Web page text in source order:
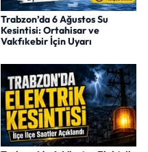
Trabzon’da 6 Ağustos Su
Kesintisi: Ortahisar ve
Vakfıkebir İçin Uyarı